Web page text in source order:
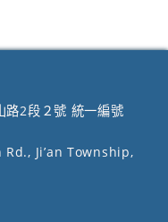
路2段２號 統一編號
Ji’an Township,